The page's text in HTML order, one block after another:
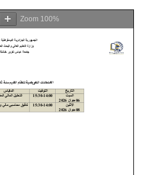
Zoom 100%